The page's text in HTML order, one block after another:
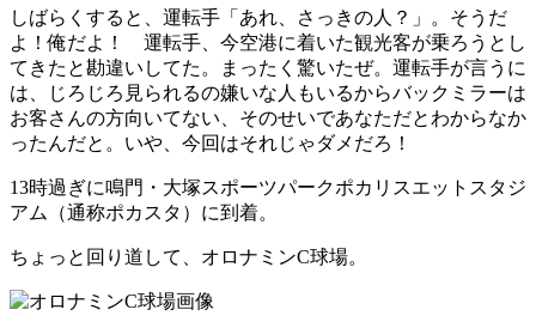
しばらくすると、運転手「あれ、さっきの人？」。そうだ
よ！俺だよ！ 運転手、今空港に着いた観光客が乗ろうとし
てきたと勘違いしてた。まったく驚いたぜ。運転手が言うに
は、じろじろ見られるの嫌いな人もいるからバックミラーは
お客さんの方向いてない、そのせいであなただとわからなか
ったんだと。いや、今回はそれじゃダメだろ！
13時過ぎに鳴門・大塚スポーツパークポカリスエットスタジ
アム（通称ポカスタ）に到着。
ちょっと回り道して、オロナミンC球場。